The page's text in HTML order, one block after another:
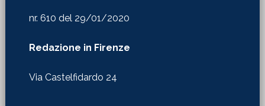
nr. 610 del 29/01/2020
Redazione in Firenze
Via Castelfidardo 24